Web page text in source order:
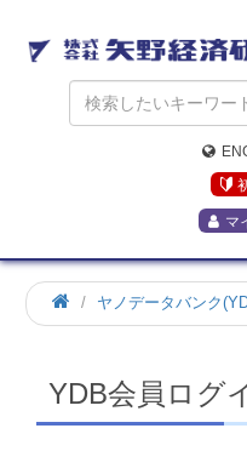
マ
ホ
ー
ヤノデータバンク
YDB会員ログ